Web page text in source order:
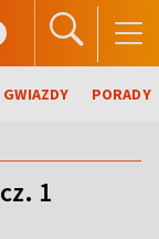
GWIAZDY PORADY
1